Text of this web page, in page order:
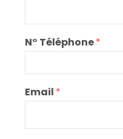
N° Téléphone*
Email *